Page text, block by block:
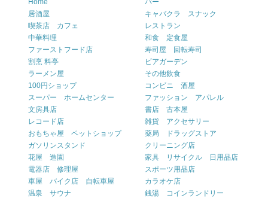
居酒屋
キャバクラ スナック
喫茶店 カフェ
レストラン
中華料理
和食 定食屋
ファーストフード店
寿司屋 回転寿司
割烹 料亭
ビアガーデン
ラーメン屋
その他飲食
100円ショップ
コンビニ 酒屋
スーパー ホームセンター
ファッション アパレル
文房具店
書店 古本屋
レコード店
雑貨 アクセサリー
おもちゃ屋 ペットショップ
薬局 ドラッグストア
ガソリンスタンド
クリーニング店
花屋 造園
家具 リサイクル 日用品店
電器店 修理屋
スポーツ用品店
車屋 バイク店 自転車屋
カラオケ店
温泉 サウナ
銭湯 コインランドリー